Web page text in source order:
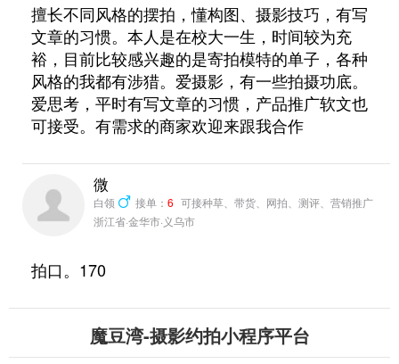
擅长不同风格的摆拍，懂构图、摄影技巧，有写
文章的习惯。本人是在校大一生，时间较为充
裕，目前比较感兴趣的是寄拍模特的单子，各种
风格的我都有涉猎。爱摄影，有一些拍摄功底。
爱思考，平时有写文章的习惯，产品推广软文也
可接受。有需求的商家欢迎来跟我合作
微
白领 接单： 6 可接种草、带货、网拍、测评、营销推广
浙江省·金华市·义乌市
拍口。170
魔豆湾-摄影约拍小程序平台